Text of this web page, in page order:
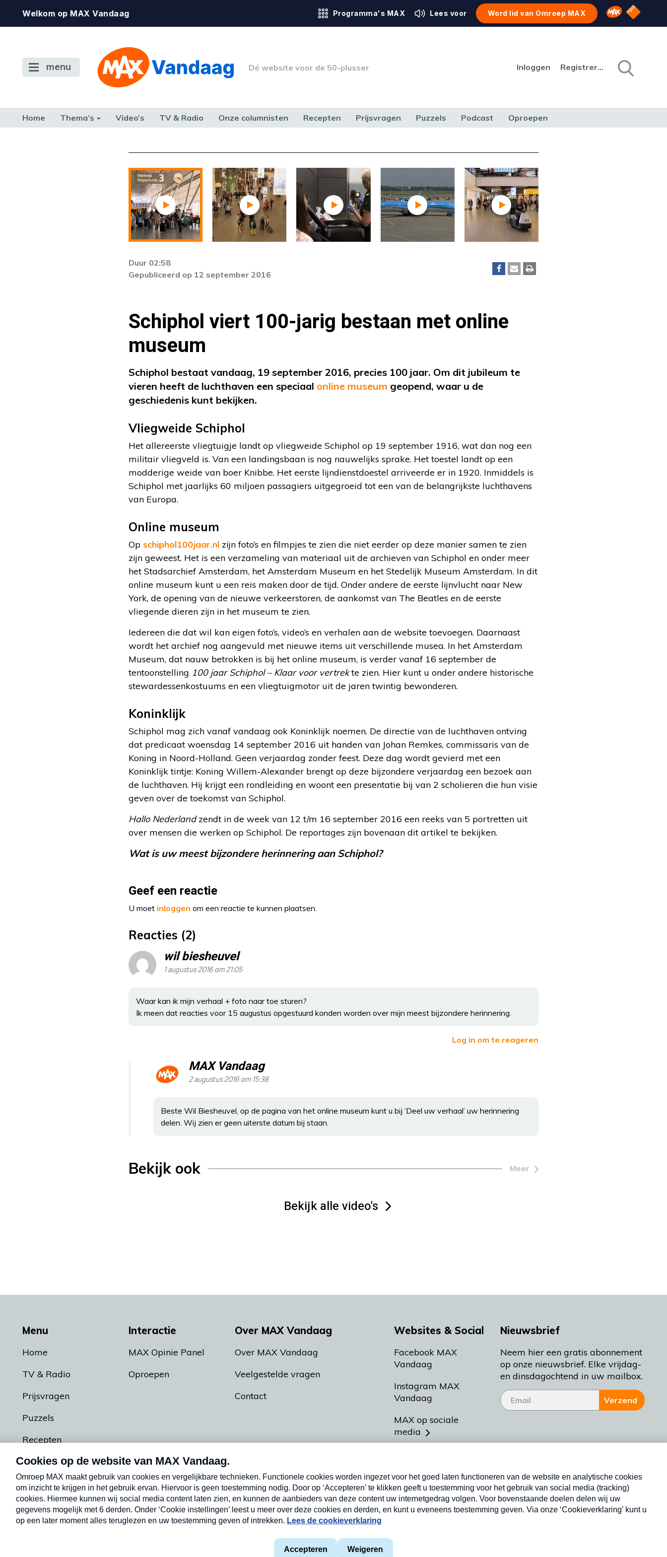
Welkom op MAX Vandaag Programma's MAX Lees voor Word lid van Omroep MAX Omroep MAX
NPO
menu Dé website voor de 50-plusser Inloggen Registreren
Home Thema’s Video’s TV & Radio Onze columnisten Recepten Prijsvragen Puzzels Podcast Oproepen
De gewenste stream is op dit moment niet
beschikbaar. Als het probleem zich blijft voordoen,
neem dan contact op met onze klantenservice.
Duur 02:58
Gepubliceerd op 12 september 2016
Schiphol viert 100-jarig bestaan met online
museum
Schiphol bestaat vandaag, 19 september 2016, precies 100 jaar. Om dit jubileum te
vieren heeft de luchthaven een speciaal online museum geopend, waar u de
geschiedenis kunt bekijken.
Vliegweide Schiphol
Het allereerste vliegtuigje landt op vliegweide Schiphol op 19 september 1916, wat dan nog een
militair vliegveld is. Van een landingsbaan is nog nauwelijks sprake. Het toestel landt op een
modderige weide van boer Knibbe. Het eerste lijndienstdoestel arriveerde er in 1920. Inmiddels is
Schiphol met jaarlijks 60 miljoen passagiers uitgegroeid tot een van de belangrijkste luchthavens
van Europa.
Online museum
Op schiphol100jaar.nl zijn foto’s en filmpjes te zien die niet eerder op deze manier samen te zien
zijn geweest. Het is een verzameling van materiaal uit de archieven van Schiphol en onder meer
het Stadsarchief Amsterdam, het Amsterdam Museum en het Stedelijk Museum Amsterdam. In dit
online museum kunt u een reis maken door de tijd. Onder andere de eerste lijnvlucht naar New
York, de opening van de nieuwe verkeerstoren, de aankomst van The Beatles en de eerste
vliegende dieren zijn in het museum te zien.
Iedereen die dat wil kan eigen foto’s, video’s en verhalen aan de website toevoegen. Daarnaast
wordt het archief nog aangevuld met nieuwe items uit verschillende musea. In het Amsterdam
Museum, dat nauw betrokken is bij het online museum, is verder vanaf 16 september de
tentoonstelling 100 jaar Schiphol – Klaar voor vertrekte zien. Hier kunt u onder andere historische
stewardessenkostuums en een vliegtuigmotor uit de jaren twintig bewonderen.
Koninklijk
Schiphol mag zich vanaf vandaag ook Koninklijk noemen. De directie van de luchthaven ontving
dat predicaat woensdag 14 september 2016 uit handen van Johan Remkes, commissaris van de
Koning in Noord-Holland. Geen verjaardag zonder feest. Deze dag wordt gevierd met een
Koninklijk tintje: Koning Willem-Alexander brengt op deze bijzondere verjaardag een bezoek aan
de luchthaven. Hij krijgt een rondleiding en woont een presentatie bij van 2 scholieren die hun visie
geven over de toekomst van Schiphol.
Hallo Nederlandzendt in de week van 12 t/m 16 september 2016 een reeks van 5 portretten uit
over mensen die werken op Schiphol. De reportages zijn bovenaan dit artikel te bekijken.
Wat is uw meest bijzondere herinnering aan Schiphol?
Geef een reactie
U moet inloggen om een reactie te kunnen plaatsen.
Reacties (2)
wil biesheuvel
1 augustus 2016 om 21:05
Waar kan ik mijn verhaal + foto naar toe sturen?
Ik meen dat reacties voor 15 augustus opgestuurd konden worden over mijn meest bijzondere herinnering.
Log in om te reageren
MAX Vandaag
2 augustus 2016 om 15:38
Beste Wil Biesheuvel, op de pagina van het online museum kunt u bij ‘Deel uw verhaal’ uw herinnering
delen. Wij zien er geen uiterste datum bij staan.
Bekijk ook Meer
Bekijk alle video's
Menu
Home
TV & Radio
Prijsvragen
Puzzels
Recepten
Podcasts
Interactie
MAX Opinie Panel
Oproepen
Over MAX Vandaag
Over MAX Vandaag
Veelgestelde vragen
Contact
Websites & Social
Facebook MAX
Vandaag
Instagram MAX
Vandaag
MAX op sociale
media
Meldpunt Actueel
Heel Holland Bakt
Nieuwsbrief
Neem hier een gratis abonnement
op onze nieuwsbrief. Elke vrijdag-
en dinsdagochtend in uw mailbox.
Verzend
Nieuwsbrief
Neem hier een gratis abonnement op onze